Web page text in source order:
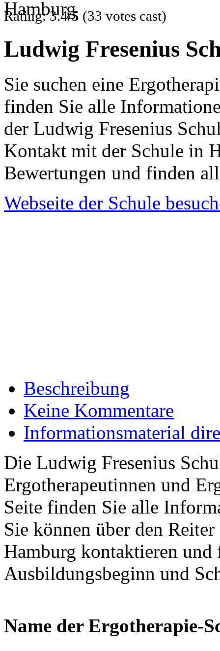
Rating: 3.4/5 (33 votes cast)
Ludwig Fresenius
Sie suchen eine
finden Sie alle
der Ludwig Fresenius
Kontakt mit der Schule in
Bewertungen und finden
Webseite der Schule
Beschreibung
Keine Kommentare
Informationsmaterial
Die Ludwig Fresenius
Ergotherapeutinnen und
Seite finden Sie alle
Sie können über den
Hamburg kontaktieren
Ausbildungsbeginn und
Name der Ergotherapie-